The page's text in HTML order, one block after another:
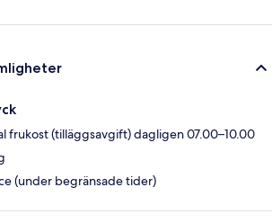
frukost (tilläggsavgift) dagligen 07.00–10.00
(under begränsade tider)